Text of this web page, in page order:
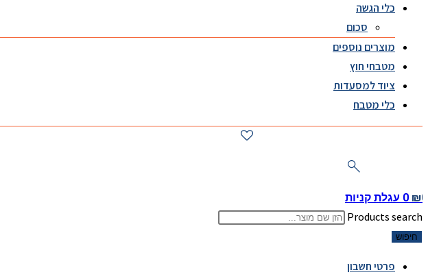
כלי הגשה
סכום
מוצרים נוספים
מטבחי חוץ
ציוד למסעדות
כלי מטבח
₪
0 עגלת קניות
Products search
חיפוש
פרטי חשבון